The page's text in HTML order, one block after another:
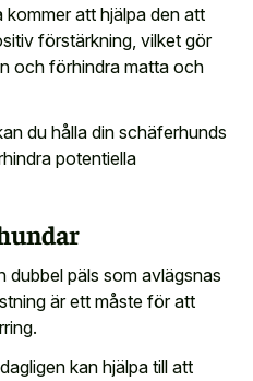
att hjälpa den att
förstärkning, vilket gör
och förhindra matta och
du hålla din schäferhunds
potentiella
dubbel päls som avlägsnas
är ett måste för att
kan hjälpa till att